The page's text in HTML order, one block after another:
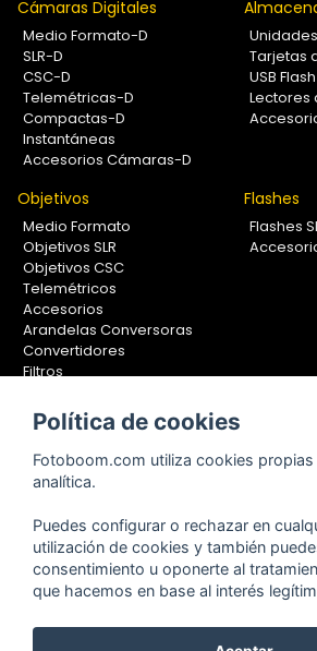
Cámaras Digitales
Medio Formato-D
SLR-D
CSC-D
Telemétricas-D
Compactas-D
Instantáneas
Accesorios Cámaras-D
Tarjetas
USB
Lectores
Objetivos
Medio Formato
Objetivos SLR
Objetivos CSC
Telemétricos
Accesorios
Arandelas Conversoras
Convertidores
Filtros
Calibradores
Flashes
Flashes
Soportes Fotografía
Monopiés
Trípodes
Kit Completos
Accesorios
Política de cookies
Fotoboom.com utiliza cookies
analítica.
Puedes configurar o rechazar en
utilización de cookies y también
consentimiento u oponerte al
que hacemos en base al interés